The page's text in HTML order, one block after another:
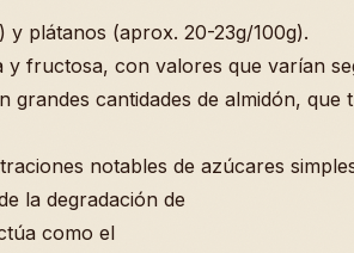
y plátanos (aprox. 20-23g/100g).
fructosa, con valores que varían
cantidades de almidón, que
notables de azúcares
la degradación de
como el